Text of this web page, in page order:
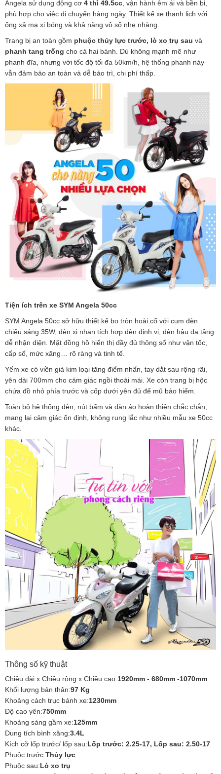
Angela sử dụng động cơ 4 thì 49.5cc , vận hành êm ái và bền bỉ,
phù hợp cho việc di chuyển hàng ngày. Thiết kế xe thanh lịch với
ống xả mạ xi bóng và khả năng vô số nhẹ nhàng.
Trang bị an toàn gồm phuộc thủy lực trước, lò xo trụ sau và
phanh tang trống cho cả hai bánh. Dù không mạnh mẽ như
phanh đĩa, nhưng với tốc độ tối đa 50km/h, hệ thống phanh này
vẫn đảm bảo an toàn và dễ bảo trì, chi phí thấp.
Tiện ích trên xe SYM Angela 50cc
SYM Angela 50cc sở hữu thiết kế bo tròn hoài cổ với cụm đèn
chiếu sáng 35W, đèn xi nhan tích hợp đèn định vị, đèn hậu đa tầng
dễ nhận diện. Mặt đồng hồ hiển thị đầy đủ thông số như vận tốc,
cấp số, mức xăng… rõ ràng và tinh tế.
Yếm xe có viền giả kim loại tăng điểm nhấn, tay dắt sau rộng rãi,
yên dài 700mm cho cảm giác ngồi thoải mái. Xe còn trang bị hộc
chứa đồ nhỏ phía trước và cốp dưới yên đủ để mũ bảo hiểm.
Toàn bộ hệ thống đèn, nút bấm và dàn áo hoàn thiện chắc chắn,
mang lại cảm giác ổn định, không rung lắc như nhiều mẫu xe 50cc
khác.
Thông số kỹ thuật
Chiều dài x Chiều rộng x Chiều cao:1920mm - 680mm -1070mm
Khối lượng bản thân:97 Kg
Khoảng cách trục bánh xe:1230mm
Độ cao yên:750mm
Khoảng sáng gầm xe:125mm
Dung tích bình xăng:3.4L
Kích cỡ lốp trước/ lốp sau:Lốp trước: 2.25-17, Lốp sau: 2.50-17
Phuộc trước:Thủy lực
Phuộc sau:Lò xo trụ